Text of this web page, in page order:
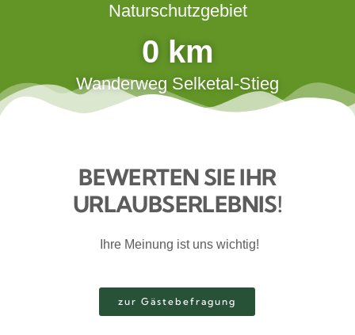
Naturschutzgebiet
Wanderweg Selketal-Stieg
0 km
BEWERTEN SIE IHR
URLAUBSERLEBNIS!
Ihre Meinung ist uns wichtig!
zur Gästebefragung